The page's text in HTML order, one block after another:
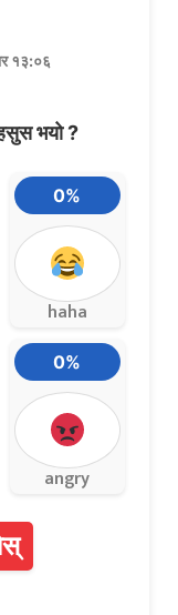
१३:०६
भयो ?
0%
haha
0%
angry